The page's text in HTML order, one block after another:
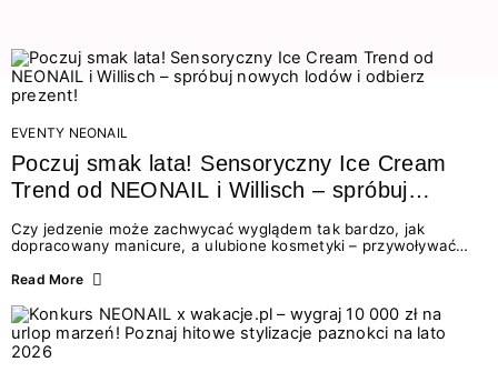
EVENTY NEONAIL
Poczuj smak lata! Sensoryczny Ice Cream
Trend od NEONAIL i Willisch – spróbuj
nowych lodów i odbierz prezent!
Czy jedzenie może zachwycać wyglądem tak bardzo, jak
dopracowany manicure, a ulubione kosmetyki – przywoływać
świata beauty i oszałamiających deserów to coś więcej niż
zmysłami: przez soczysty kolor, aksamitną teksturę,
orzeźwiający zapach i słodki akcent na podniebieniu. Tego lata
NEONAIL łączy siły z marką Willisch, tworząc unikalny projekt
na styku jedzenia i piękna....
Read More